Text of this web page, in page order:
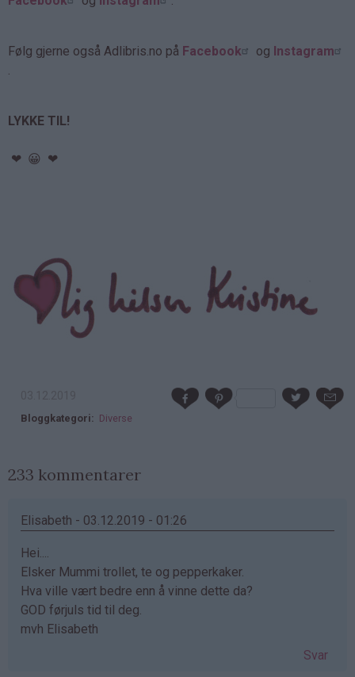
Følg gjerne også Adlibris.no på Facebook og Instagram
LYKKE TIL!
❤ 😀 ❤
Bloggkategori Diverse
233 kommentarer
Elisabeth - 03.12.2019 - 01:26
Hei....
Elsker Mummi trollet, te og pepperkaker.
Hva ville vært bedre enn å vinne dette da?
GOD førjuls tid til deg.
mvh Elisabeth
Svar